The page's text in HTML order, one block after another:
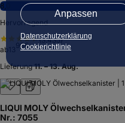
Anpassen
Datenschutzerklärung
Cookierichtlinie
8,0
Hervorragend
(3.435)
ab
96€
Lieferung 11. – 13. Aug.
LIQUI MOLY
Nr.: 7055